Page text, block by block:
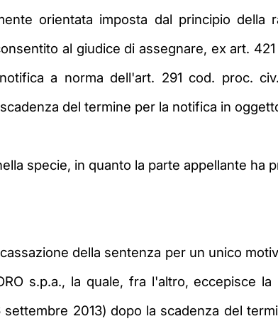
orientata imposta dal principio della
al giudice di assegnare, ex art.
a norma dell'art. 291 cod. proc.
del termine per la notifica in
specie, in quanto la parte appellante ha
della sentenza per un unico
s.p.a., la quale, fra l'altro, eccepisce
2013) dopo la scadenza del